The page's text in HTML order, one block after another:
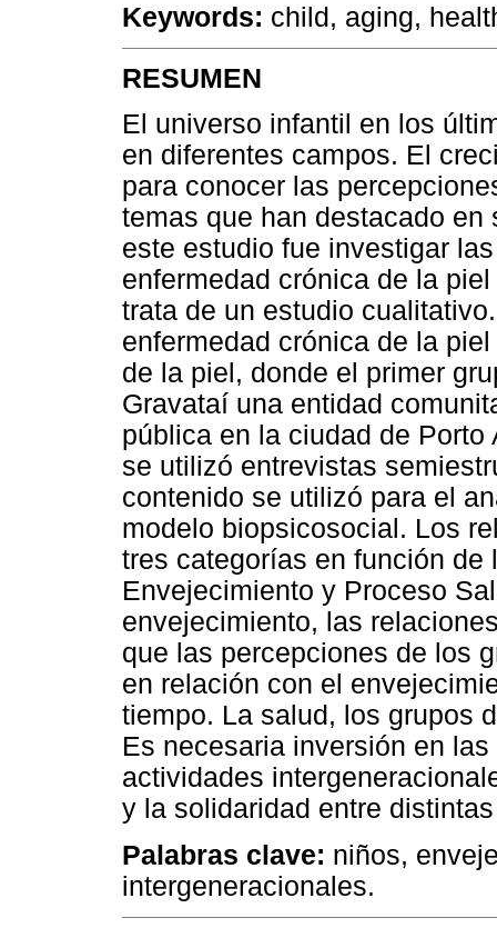
Keywords: child, aging,
RESUMEN
El universo infantil en los
en diferentes campos. El
para conocer las
temas que han destacado
este estudio fue investigar
enfermedad crónica de la
trata de un estudio
enfermedad crónica de la
de la piel, donde el primer
Gravataí una entidad
pública en la ciudad de
se utilizó entrevistas
contenido se utilizó para el
modelo biopsicosocial. Los
tres categorías en función
Envejecimiento y Proceso
envejecimiento, las
que las percepciones de los
en relación con el
tiempo. La salud, los grupos
Es necesaria inversión en
actividades
y la solidaridad entre
Palabras clave: niños,
intergeneracionales.